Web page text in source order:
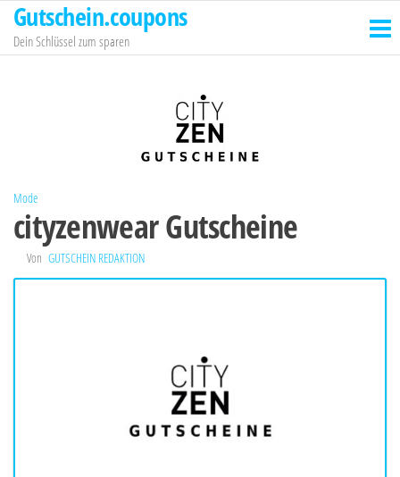
Zum
Inhalt
springen
Gutschein.coupons
Dein Schlüssel zum sparen
Mode
cityzenwear Gutscheine
Von GUTSCHEIN REDAKTION